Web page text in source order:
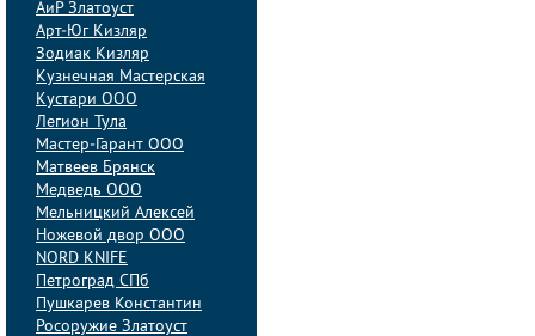
АиP Златоуст
Арт-Юг Кизляр
Зодиак Кизляр
Кузнечная Мастерская
Кустари ООО
Легион Тула
Мастер-Гарант ООО
Матвеев Брянск
Медведь ООО
Мельницкий Алексей
Ножевой двор ООО
NORD KNIFE
Петроград СПб
Пушкарев Константин
Росоружие Златоуст